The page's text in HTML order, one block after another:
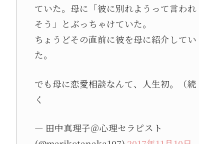
ていた。母に「彼に別れようって言われ
そう」とぶっちゃけていた。
ちょうどその直前に彼を母に紹介してい
た。
でも母に恋愛相談なんて、人生初。（続
く
— 田中真理子＠心理セラピスト